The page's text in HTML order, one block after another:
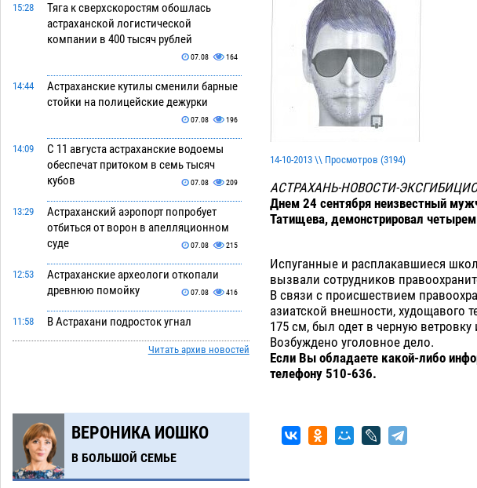
15:28
Тяга к сверхскоростям обошлась
астраханской логистической
компании в 400 тысяч рублей
07.08 164
14:44
Астраханские кутилы сменили барные
стойки на полицейские дежурки
07.08 196
14:09
С 11 августа астраханские водоемы
обеспечат притоком в семь тысяч
кубов
07.08 209
13:29
Астраханский аэропорт попробует
отбиться от ворон в апелляционном
суде
07.08 215
12:53
Астраханские археологи откопали
древнюю помойку
07.08 416
11:58
В Астрахани подросток угнал
мотоцикл и похитил чужие мобильник
с банковскими картами
07.08 248
10:43
Астраханский суд встал на сторону
МЧС в споре за возврат униформы
07.08 286
Читать архив новостей
ВЕРОНИКА ИОШКО
В БОЛЬШОЙ СЕМЬЕ
14-10-2013 \\ Просмотров (3194)
АСТРАХАНЬ-НОВОСТИ-
Днем 24 сентября неизвестный
Татищева, демонстрировал
Испуганные и расплакавшиеся
вызвали сотрудников
В связи с происшествием
азиатской внешности, худощавого
175 см, был одет в черную
Возбуждено уголовное дело.
Если Вы обладаете какой-либо
телефону 510-636.